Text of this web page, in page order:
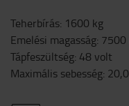
Teherbírás: 1600 kg
Emelési magasság: 7500
Tápfeszültség: 48 volt
Maximális sebesség: 20,0